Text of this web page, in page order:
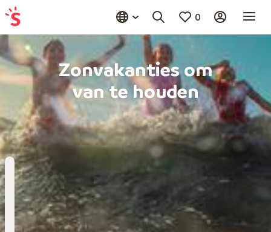
0
Zonvakanties om
van te houden
Bestemming
Kies bestemming
Wanneer
Vertrekdatum